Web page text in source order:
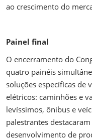
ao crescimento do
Painel final
O encerramento do
quatro painéis
soluções específicas de
elétricos: caminhões e
levíssimos, ônibus e
palestrantes
desenvolvimento de